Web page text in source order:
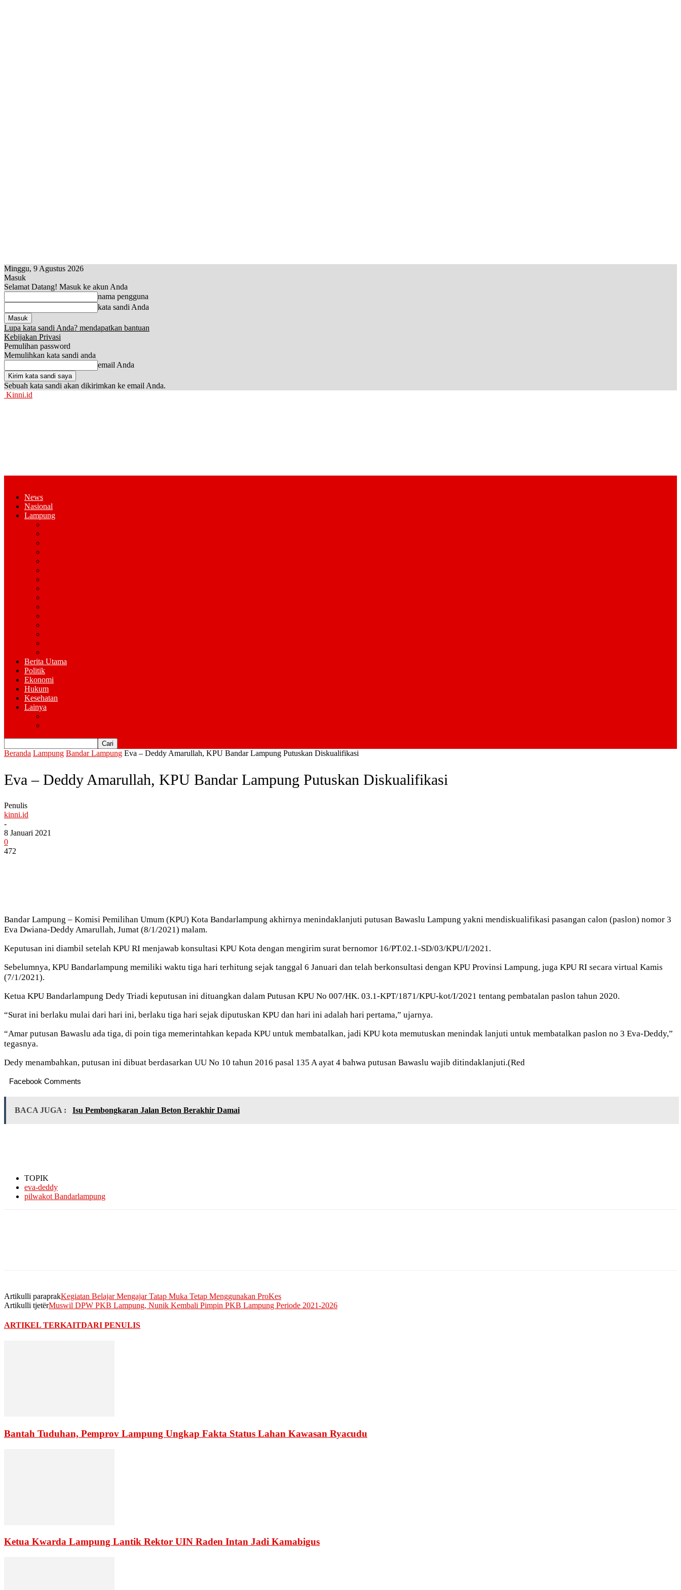
Minggu, 9 Agustus 2026
Masuk
Selamat Datang! Masuk ke akun Anda
nama pengguna
kata sandi Anda
Lupa kata sandi Anda? mendapatkan bantuan
Kebijakan Privasi
Pemulihan password
Memulihkan kata sandi anda
email Anda
Sebuah kata sandi akan dikirimkan ke email Anda.
Kinni.id
News
Nasional
Lampung
Berita Utama
Politik
Ekonomi
Hukum
Kesehatan
Lainya
Beranda Lampung Bandar Lampung Eva – Deddy Amarullah, KPU Bandar Lampung Putuskan Diskualifikasi
Eva – Deddy Amarullah, KPU Bandar Lampung Putuskan Diskualifikasi
Penulis
kinni.id
-
8 Januari 2021
0
472
Bandar Lampung – Komisi Pemilihan Umum (KPU) Kota Bandarlampung akhirnya menindaklanjuti putusan Bawaslu Lampung yakni mendiskualifikasi pasangan calon (paslon) nomor 3
Eva Dwiana-Deddy Amarullah, Jumat (8/1/2021) malam.
Keputusan ini diambil setelah KPU RI menjawab konsultasi KPU Kota dengan mengirim surat bernomor 16/PT.02.1-SD/03/KPU/I/2021.
Sebelumnya, KPU Bandarlampung memiliki waktu tiga hari terhitung sejak tanggal 6 Januari dan telah berkonsultasi dengan KPU Provinsi Lampung, juga KPU RI secara virtual Kamis
(7/1/2021).
Ketua KPU Bandarlampung Dedy Triadi keputusan ini dituangkan dalam Putusan KPU No 007/HK. 03.1-KPT/1871/KPU-kot/I/2021 tentang pembatalan paslon tahun 2020.
“Surat ini berlaku mulai dari hari ini, berlaku tiga hari sejak diputuskan KPU dan hari ini adalah hari pertama,” ujarnya.
“Amar putusan Bawaslu ada tiga, di poin tiga memerintahkan kepada KPU untuk membatalkan, jadi KPU kota memutuskan menindak lanjuti untuk membatalkan paslon no 3 Eva-Deddy,”
tegasnya.
Dedy menambahkan, putusan ini dibuat berdasarkan UU No 10 tahun 2016 pasal 135 A ayat 4 bahwa putusan Bawaslu wajib ditindaklanjuti.(Red
Facebook Comments
BACA JUGA : Isu Pembongkaran Jalan Beton Berakhir Damai
TOPIK
eva-deddy
pilwakot Bandarlampung
Artikulli paraprakKegiatan Belajar Mengajar Tatap Muka Tetap Menggunakan ProKes
Artikulli tjetërMuswil DPW PKB Lampung, Nunik Kembali Pimpin PKB Lampung Periode 2021-2026
ARTIKEL TERKAITDARI PENULIS
Bantah Tuduhan, Pemprov Lampung Ungkap Fakta Status Lahan Kawasan Ryacudu
Ketua Kwarda Lampung Lantik Rektor UIN Raden Intan Jadi Kamabigus